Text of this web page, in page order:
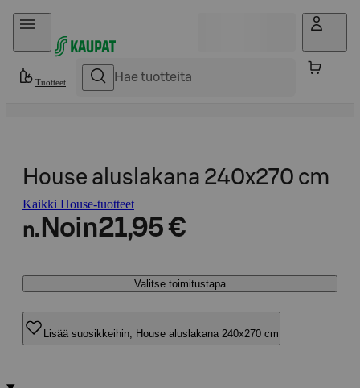
Hyppää sisältöön
Tuotteet
House aluslakana 240x270 cm
Kaikki House-tuotteet
n. Noin21,95 €
Valitse toimitustapa
Lisää suosikkeihin, House aluslakana 240x270 cm